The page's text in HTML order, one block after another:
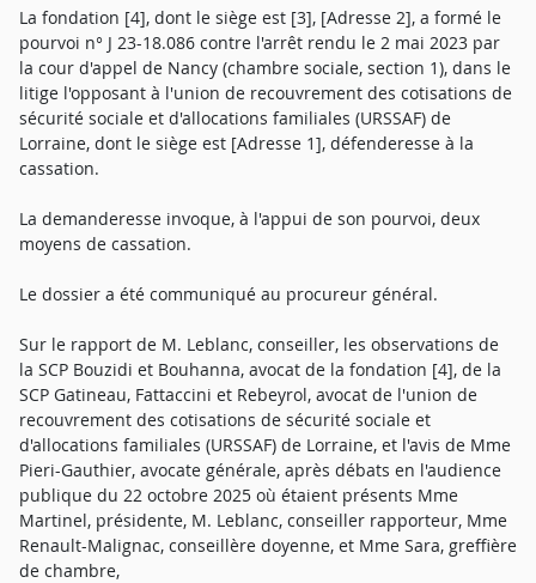
La fondation [4], dont le siège est [3], [Adresse 2], a formé le
pourvoi n° J 23-18.086 contre l'arrêt rendu le 2 mai 2023 par
la cour d'appel de Nancy (chambre sociale, section 1), dans le
litige l'opposant à l'union de recouvrement des cotisations de
sécurité sociale et d'allocations familiales (URSSAF) de
Lorraine, dont le siège est [Adresse 1], défenderesse à la
cassation.
La demanderesse invoque, à l'appui de son pourvoi, deux
moyens de cassation.
Le dossier a été communiqué au procureur général.
Sur le rapport de M. Leblanc, conseiller, les observations de
la SCP Bouzidi et Bouhanna, avocat de la fondation [4], de la
SCP Gatineau, Fattaccini et Rebeyrol, avocat de l'union de
recouvrement des cotisations de sécurité sociale et
d'allocations familiales (URSSAF) de Lorraine, et l'avis de Mme
Pieri-Gauthier, avocate générale, après débats en l'audience
publique du 22 octobre 2025 où étaient présents Mme
Martinel, présidente, M. Leblanc, conseiller rapporteur, Mme
Renault-Malignac, conseillère doyenne, et Mme Sara, greffière
de chambre,